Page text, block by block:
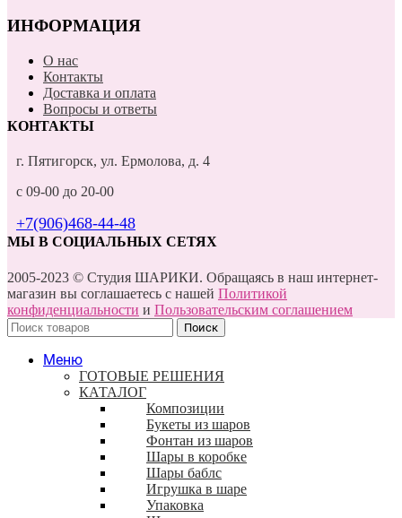
ИНФОРМАЦИЯ
О нас
Контакты
Доставка и оплата
Вопросы и ответы
КОНТАКТЫ
г. Пятигорск, ул. Ермолова, д. 4
с 09-00 до 20-00
+7(906)468-44-48
МЫ В СОЦИАЛЬНЫХ СЕТЯХ
2005-2023 © Студия ШАРИКИ. Обращаясь в наш интернет-
магазин вы соглашаетесь с нашей Политикой
конфиденциальности и Пользовательским соглашением
Поиск
Меню
ГОТОВЫЕ РЕШЕНИЯ
КАТАЛОГ
Композиции
Букеты из шаров
Фонтан из шаров
Шары в коробке
Шары баблс
Игрушка в шаре
Упаковка